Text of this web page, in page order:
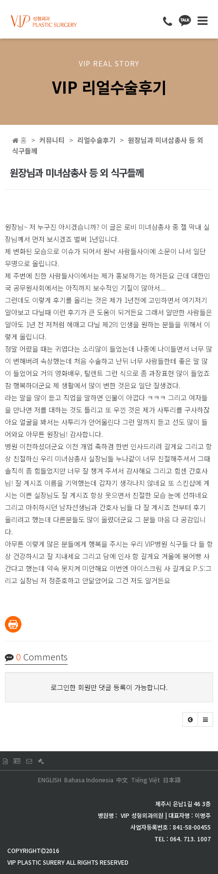
VIP REAL STORY
VIP 리얼수술후기
홈 커뮤니티 리얼수술후기
원장님과 미녀삼총사 등 외
식구들께
원장님과 미녀삼총사 등 외 식구들께
원장님~ 저 누구진 아시겠습니까? 이 글은 로비 미녀삼총사 중 젤 막내 실
장님께서 먼저 보시겠죠 벌써 1년입니다.
제 변화된 모습으로 이슈가 되어서 원낙 사람들사이에 소문이 나서 일단
무명으로 올립니다.
제 주변에 친한 사람들사이에서는 제가 홍보하기는 하거든요 근데 대한민
국 공무원사회에서는 아직까지 보수적인 기질이 많아서...
그런데도 이렇게 후기를 올리는 것은 제가 1년전에 고민하면서 여기저기
알아보고 다닐때 이런 후기가 큰 도움이 되거든요 그래서 알만한 사람들은
알아도 1년 전 저처럼 헤매고 다닐 제2의 인생을 원하는 분들을 위해서 이
렇게 올립니다.
정말 어렸을 때는 귀엽다는 소리많이 들었는데 나중에 나이들면서 너무 많
이 변해버려 속상했는데 처음 수술하고 난뒤 너무 사람들한테 좋은 말 많
이 들었어요 거의 영화배우, 탈렌트 그런 식으로 좀 과장표현 많이 들었죠
참 행복하더군요 제 생활에서 많이 변한 것은요 일단 잘생겼다.
라는 말을 많이 듣고 직업을 말하면 인물이 아깝다 ㅋㅋㅋ 그리고 여자들
을 만나면 저를 대하는 것도 틀리고 또 우낀 것은 제가 사투리를 구사하잖
아요 얼굴을 봐서는 사투리가 안어울린다 그런 말까지 듣고 선도 많이 들
어와요 아무튼 원장님! 감사합니다.
병원 이전하셨더군요 이전 개업 축하겸 한번 인사드리려 갈게요 그리고 항
상 친절하신 우리 미녀삼총사 실장님들 누나같이 너무 친절해주셔서 그때
솔직히 좀 힘들었지만 너무 잘 챙겨 주셔서 감사해요 그리고 힘센 간호사
님! 잘 계시죠 이름을 기억했는데 갑자기 생각나지 않네요 또 스킨샵에 계
시는 이쁜 실장님도 잘 계시죠 항상 웃으면서 친절한 모습 눈에 선하네요
그리고 마취하시던 남자선생님과 간호사 님들 다 잘 계시죠 전부터 후기
올리려고 했는데 다른분들도 많이 올렸더군요 그 분들 마음 다 공감입니
다.
아무튼 이렇게 많은 분들에게 행복을 주시는 우리 VIP병원 식구들 다 들 항
상 건강하시고 잘 지내세요 그리고 담에 인사 함 갈게요 겨울에 붕어빵 사
간다고 했는데 약속 못지켜 미안해요 이번엔 아이스크림 사 갈게요 P.S:그
리고 실장님 저 정준호하고 안닮았어요 그건 저도 알거든요
0 Comments
로그인한 회원만 댓글 등록이 가능합니다.
日本語
Tiếng Việt
中文
Bahasa Indonesia
ENGLISH
제주시 은남1길 46 3층
병원명 : VIP 성형외과의원 | 대표자명 : 이명주
사업자등록번호 : 841-58-00455
TEL : 064. 713. 1007
COPYRIGHT
2016
VIP PLASTIC SURERY ALL RIGHTS RESERVED